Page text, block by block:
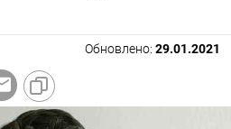
Обновлено: 29.01.2021